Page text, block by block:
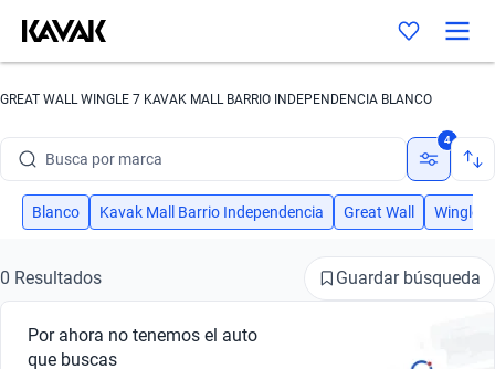
GREAT WALL WINGLE 7 KAVAK MALL BARRIO INDEPENDENCIA BLANCO
Busca por marca
Busca por modelo
Busca por año
Busca por marca
4
Blanco Kavak Mall Barrio Independencia Great Wall Wingle 7
0 Resultados Guardar búsqueda
Por ahora no tenemos el auto
que buscas